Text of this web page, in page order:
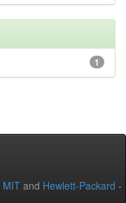
1
MIT and Hewlett-Packard -